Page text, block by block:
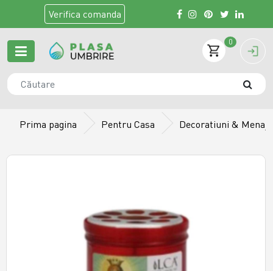
Verifica comanda
0
Prima pagina Pentru Casa Decoratiuni & Menaj